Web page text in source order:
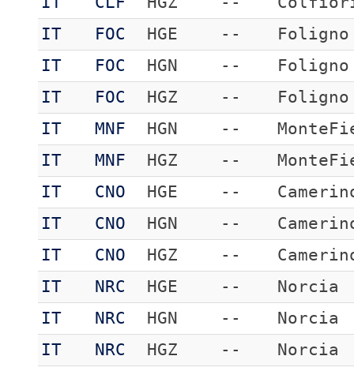
IT
FOC HGE --
IT
FOC HGN --
IT
FOC HGZ --
IT
MNF HGN --
IT
MNF HGZ --
IT
CNO HGE --
IT
CNO HGN --
IT
CNO HGZ --
IT
NRC HGE --
Norcia
IT
NRC HGN --
Norcia
IT
NRC HGZ --
Norcia